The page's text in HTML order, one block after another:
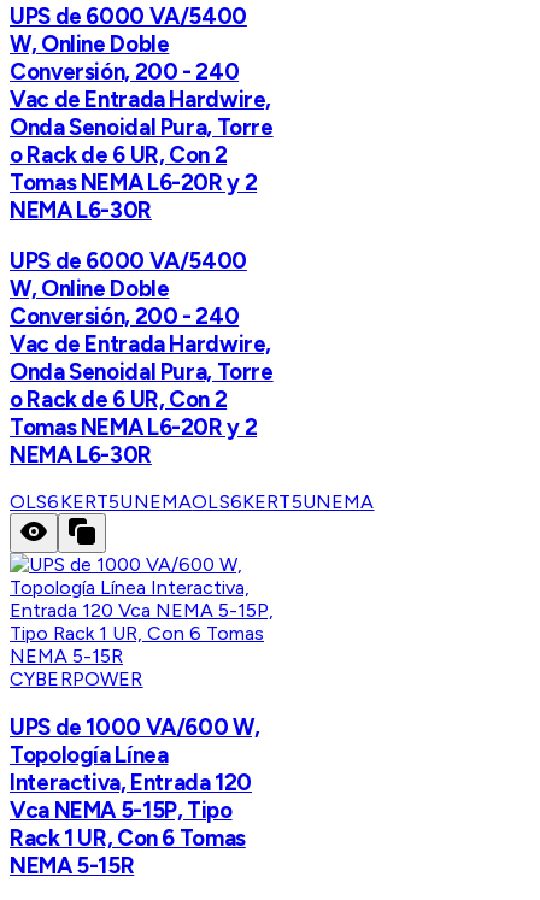
UPS de 6000 VA/5400
W, Online Doble
Conversión, 200 - 240
Vac de Entrada Hardwire,
Onda Senoidal Pura, Torre
o Rack de 6 UR, Con 2
Tomas NEMA L6-20R y 2
NEMA L6-30R
UPS de 6000 VA/5400
W, Online Doble
Conversión, 200 - 240
Vac de Entrada Hardwire,
Onda Senoidal Pura, Torre
o Rack de 6 UR, Con 2
Tomas NEMA L6-20R y 2
NEMA L6-30R
OLS6KERT5UNEMAOLS6KERT5UNEMA
CYBERPOWER
UPS de 1000 VA/600 W,
Topología Línea
Interactiva, Entrada 120
Vca NEMA 5-15P, Tipo
Rack 1 UR, Con 6 Tomas
NEMA 5-15R